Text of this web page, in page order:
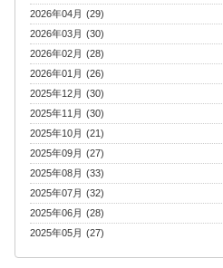
2026年04月 (29)
2026年03月 (30)
2026年02月 (28)
2026年01月 (26)
2025年12月 (30)
2025年11月 (30)
2025年10月 (21)
2025年09月 (27)
2025年08月 (33)
2025年07月 (32)
2025年06月 (28)
2025年05月 (27)